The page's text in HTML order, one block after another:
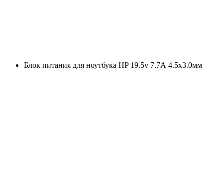
Блок питания для ноутбука HP 19.5v 7.7А 4.5x3.0мм